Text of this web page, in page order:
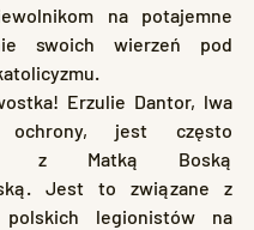
na potajemne
swoich wierzeń pod
jest często
z Matką Boską
Jest to związane z
polskich legionistów na